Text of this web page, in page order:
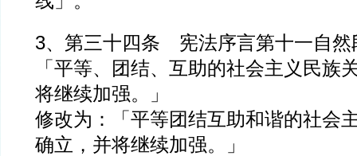
3、第三十四条 宪法序言第十一自
「平等、团结、互助的社会主义民族
将继续加强。」
修改为：「平等团结互助和谐的社会
确立，并将继续加强。」